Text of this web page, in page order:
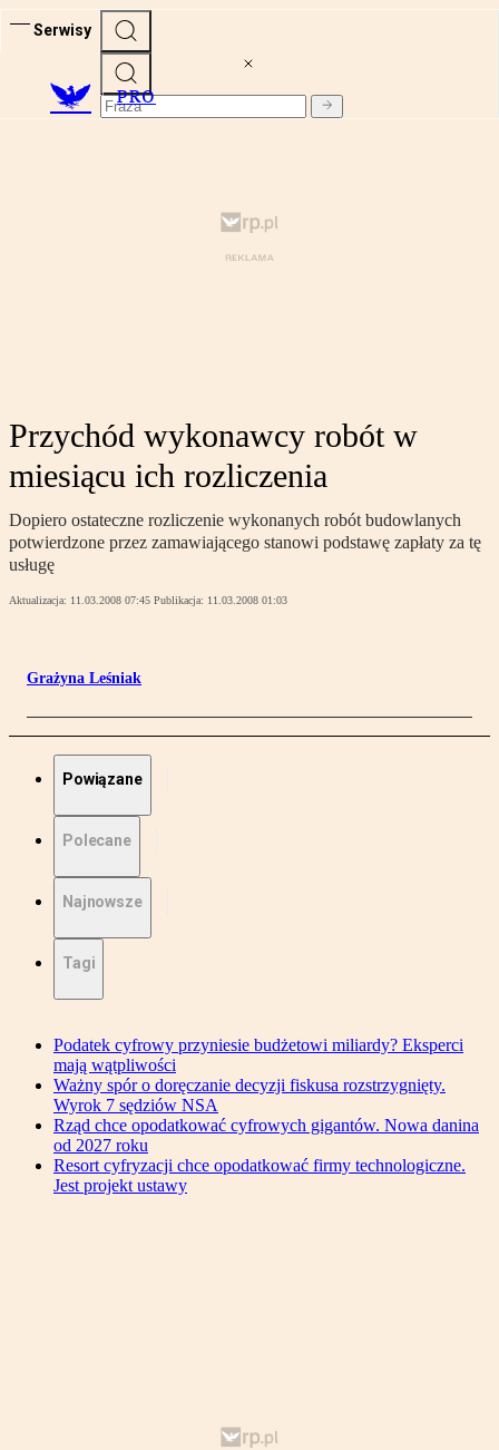
Serwisy
PRO
Przychód wykonawcy robót w
miesiącu ich rozliczenia
Dopiero ostateczne rozliczenie wykonanych robót budowlanych
potwierdzone przez zamawiającego stanowi podstawę zapłaty za tę
usługę
Aktualizacja: 11.03.2008 07:45 Publikacja: 11.03.2008 01:03
Grażyna Leśniak
Powiązane
Polecane
Najnowsze
Tagi
Podatek cyfrowy przyniesie budżetowi miliardy? Eksperci
mają wątpliwości
Ważny spór o doręczanie decyzji fiskusa rozstrzygnięty.
Wyrok 7 sędziów NSA
Rząd chce opodatkować cyfrowych gigantów. Nowa danina
od 2027 roku
Resort cyfryzacji chce opodatkować firmy technologiczne.
Jest projekt ustawy